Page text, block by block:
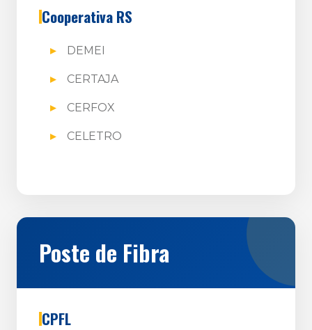
Cooperativa RS
DEMEI
CERTAJA
CERFOX
CELETRO
Poste de Fibra
CPFL